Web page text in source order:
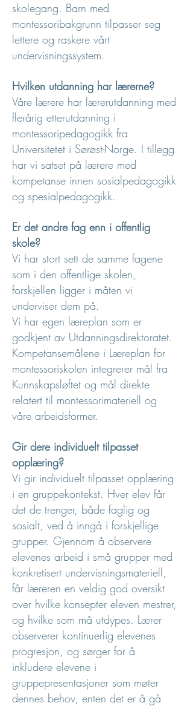
skolegang. Barn med
montessoribakgrunn tilpasser seg
lettere og raskere vårt
undervisningssystem.
Hvilken utdanning har lærerne?
Våre lærere har lærerutdanning med
flerårig etterutdanning i
montessoripedagogikk fra
Universitetet i Sørøst-Norge. I tillegg
har vi satset på lærere med
kompetanse innen sosialpedagogikk
og spesialpedagogikk.
Er det andre fag enn i offentlig
skole?
Vi har stort sett de samme fagene
som i den offentlige skolen,
forskjellen ligger i måten vi
underviser dem på.
Vi har egen læreplan som er
godkjent av Utdanningsdirektoratet.
Kompetansemålene i Læreplan for
montessoriskolen integrerer mål fra
Kunnskapsløftet og mål direkte
relatert til montessorimateriell og
våre arbeidsformer.
Gir dere individuelt tilpasset
opplæring?
Vi gir individuelt tilpasset opplæring
i en gruppekontekst. Hver elev får
det de trenger, både faglig og
sosialt, ved å inngå i forskjellige
grupper. Gjennom å observere
elevenes arbeid i små grupper med
konkretisert undervisningsmateriell,
får læreren en veldig god oversikt
over hvilke konsepter eleven mestrer,
og hvilke som må utdypes. Lærer
observerer kontinuerlig elevenes
progresjon, og sørger for å
inkludere elevene i
gruppepresentasjoner som møter
dennes behov, enten det er å gå